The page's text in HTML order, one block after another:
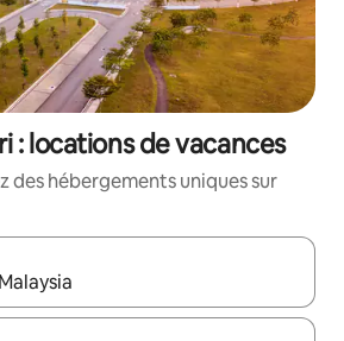
: locations de vacances
des hébergements uniques sur
s'affichent, utilisez les flèches vers le